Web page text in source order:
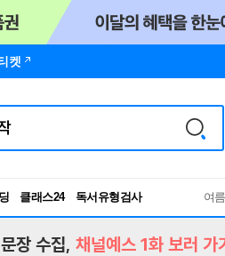
켓
클래스24
독서유형검사
RBTI Lab
여
장 수집, 채널예스 1화 보러 가